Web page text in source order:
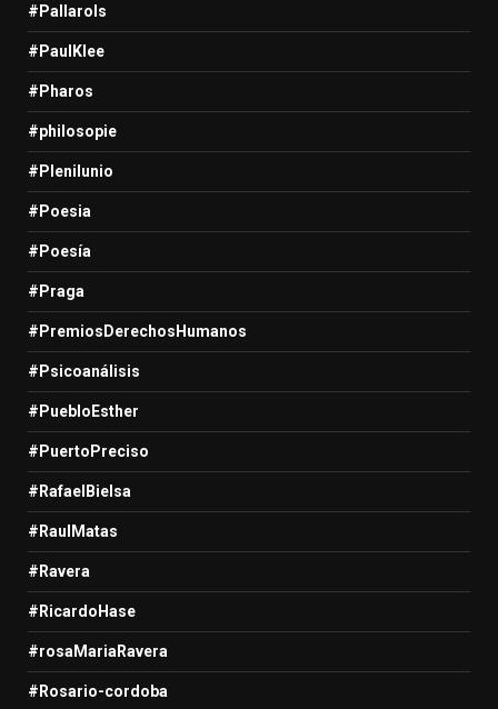
#Pallarols
#PaulKlee
#Pharos
#philosopie
#Plenilunio
#Poesia
#Poesía
#Praga
#PremiosDerechosHumanos
#Psicoanálisis
#PuebloEsther
#PuertoPreciso
#RafaelBielsa
#RaulMatas
#Ravera
#RicardoHase
#rosaMariaRavera
#Rosario-cordoba